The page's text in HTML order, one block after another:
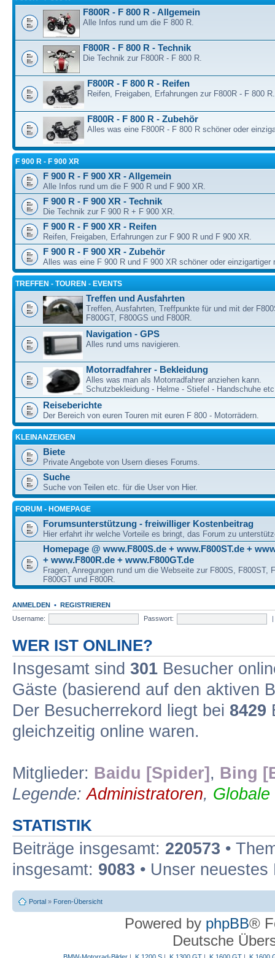
F800R - F 800 R - Allgemein
Alle Infos rund um die F 800 R.
F800R - F 800 R - Technik
Die Technik zur F800R - F 800 R.
F800R - F 800 R - Reifen
Reifen, Freigaben, Erfahrungen zur F800R - F 800 R.
F800R - F 800 R - Zubehör
Alles was eine F800R - F 800 R schöner oder
F 900 R - F 900 XR
F 900 R - F 900 XR - Allgemein
Alle Infos rund um die F 900 R und F 900 XR.
F 900 R - F 900 XR - Technik
Die Technik zur F 900 R + F 900 XR.
F 900 R - F 900 XR - Reifen
Reifen, Freigaben, Erfahrungen zur F 900 R und F 900 XR.
F 900 R - F 900 XR - Zubehör
Alles was eine F 900 R und F 900 XR schöner oder einzigartiger
TREFFEN - TOUREN - EVENTS
Treffen und Ausfahrten
Treffen, Ausfahrten, Treffpunkte für und mit der
F800GT, F800GS und F800R.
Navigation - GPS
Alles rund ums navigieren.
Motorradfahrer - Bekleidung
Alles was man als Motorradfahrer anziehen kann.
Schutzbekleidung - Helme - Stiefel - Handschuhe
Reiseberichte
Der Bereich von euren Touren mit euren F 800 - Motorrädern.
KLEINANZEIGEN
Biete
Private Angebote von Usern dieses Forums.
Suche
Suche von Teilen etc. für die User von Hier.
FORUM - HOMEPAGE
Forumsunterstützung - freiwilliger Kostenbeitrag
Hier erfahrt ihr welche Vorteile es bringt, das Forum zu
Homepage @ www.F800S.de + www.F800ST.de +
+ www.F800R.de + www.F800GT.de
Fragen, Anregungen rund um die Webseite zur F800S, F800ST,
F800GT und F800R.
ANMELDEN • REGISTRIEREN
Username:
Passwort: |
WER IST ONLINE?
Insgesamt sind 301 Besucher
Gäste (basierend auf den aktiven
Der Besucherrekord liegt bei 8429
gleichzeitig online waren.
Mitglieder: Baidu [Spider] , Bing
Legende:Administratoren,
STATISTIK
Beiträge insgesamt: 220573 •
insgesamt: 9083 • Unser
Portal » Foren-Übersicht
Powered by phpBB®
Deutsche
BMW-Motorrad-Bilder| K 1200 S| K 1300 GT| K 1600 GT| K 1600